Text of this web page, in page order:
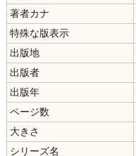
著者カナ
特殊な版表示
出版地
出版者
出版年
ページ数
大きさ
シリーズ名